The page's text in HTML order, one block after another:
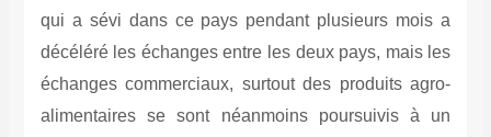
qui a sévi dans ce pays pendant plusieurs mois a
décéléré les échanges entre les deux pays, mais les
échanges commerciaux, surtout des produits agro-
alimentaires se sont néanmoins poursuivis à un